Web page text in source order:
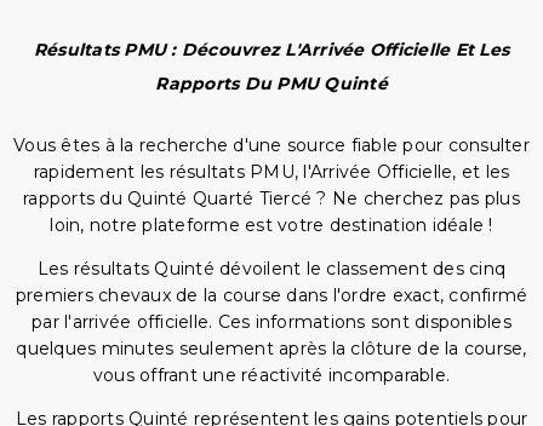
Résultats PMU : Découvrez L'Arrivée Officielle Et Les
Rapports Du PMU Quinté
Vous êtes à la recherche d'une source fiable pour consulter
rapidement les résultats PMU, l'Arrivée Officielle, et les
rapports du Quinté Quarté Tiercé ? Ne cherchez pas plus
loin, notre plateforme est votre destination idéale !
Les résultats Quinté dévoilent le classement des cinq
premiers chevaux de la course dans l'ordre exact, confirmé
par l'arrivée officielle. Ces informations sont disponibles
quelques minutes seulement après la clôture de la course,
vous offrant une réactivité incomparable.
Les rapports Quinté représentent les gains potentiels pour